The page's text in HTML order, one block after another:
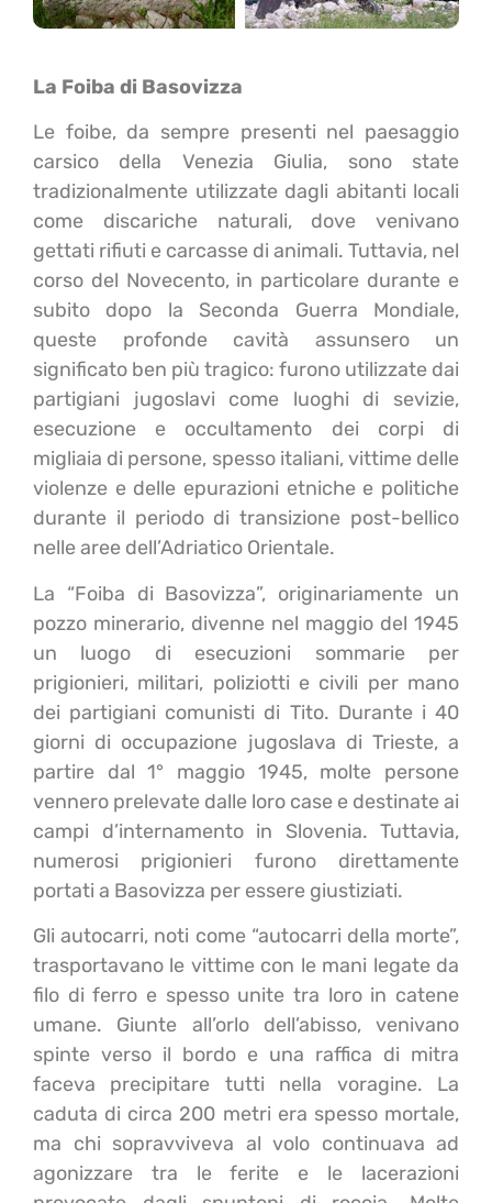
La Foiba di Basovizza
Le foibe, da sempre presenti nel paesaggio
carsico della Venezia Giulia, sono state
tradizionalmente utilizzate dagli abitanti locali
come discariche naturali, dove venivano
gettati rifiuti e carcasse di animali. Tuttavia, nel
corso del Novecento, in particolare durante e
subito dopo la Seconda Guerra Mondiale,
queste profonde cavità assunsero un
significato ben più tragico: furono utilizzate dai
partigiani jugoslavi come luoghi di sevizie,
esecuzione e occultamento dei corpi di
migliaia di persone, spesso italiani, vittime delle
violenze e delle epurazioni etniche e politiche
durante il periodo di transizione post-bellico
nelle aree dell’Adriatico Orientale.
La “Foiba di Basovizza”, originariamente un
pozzo minerario, divenne nel maggio del 1945
un luogo di esecuzioni sommarie per
prigionieri, militari, poliziotti e civili per mano
dei partigiani comunisti di Tito. Durante i 40
giorni di occupazione jugoslava di Trieste, a
partire dal 1° maggio 1945, molte persone
vennero prelevate dalle loro case e destinate ai
campi d’internamento in Slovenia. Tuttavia,
numerosi prigionieri furono direttamente
portati a Basovizza per essere giustiziati.
Gli autocarri, noti come “autocarri della morte”,
trasportavano le vittime con le mani legate da
filo di ferro e spesso unite tra loro in catene
umane. Giunte all’orlo dell’abisso, venivano
spinte verso il bordo e una raffica di mitra
faceva precipitare tutti nella voragine. La
caduta di circa 200 metri era spesso mortale,
ma chi sopravviveva al volo continuava ad
agonizzare tra le ferite e le lacerazioni